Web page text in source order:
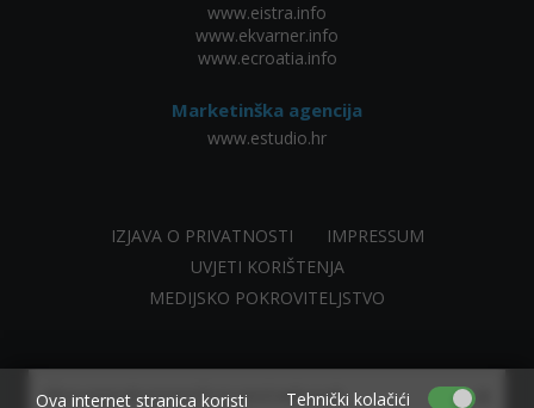
Allow www.ekvarner.info to send web push
×
www.eistra.info
www.ekvarner.info
www.ecroatia.info
Marketinška agencija
www.estudio.hr
IZJAVA O PRIVATNOSTI
IMPRESSUM
UVJETI KORIŠTENJA
MEDIJSKO POKROVITELJSTVO
Ova internet stranica koristi Tehnički kolačići